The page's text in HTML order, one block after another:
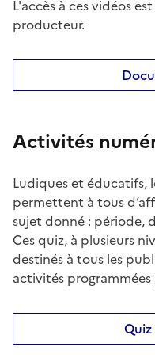
L'accès à ces vidéos
producteur.
Activités
Ludiques et éducatifs,
permettent à tous
sujet donné : période,
Ces quiz, à plusieurs
destinés à tous les
activités programmées